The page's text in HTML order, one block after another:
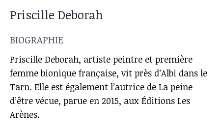
Priscille Deborah
BIOGRAPHIE
Priscille Deborah, artiste peintre et première
femme bionique française, vit près d’Albi dans le
Tarn. Elle est également l’autrice de La peine
d’être vécue, parue en 2015, aux Éditions Les
Arènes.